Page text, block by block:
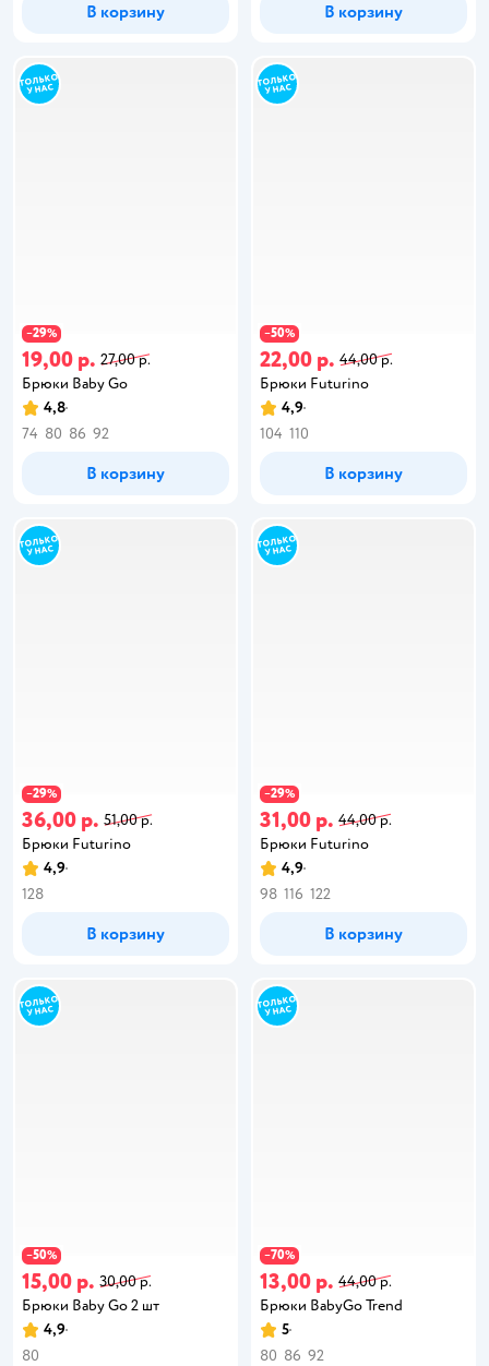
В корзину В корзину
−29%
19,00 р. 27,00 р.
Брюки Baby Gо
4,8
74 80 86 92
В корзину
−50%
22,00 р. 44,00 р.
Брюки Futurino
4,9
104 110
В корзину
−29%
36,00 р. 51,00 р.
Брюки Futurino
4,9
128
В корзину
−29%
31,00 р. 44,00 р.
Брюки Futurino
4,9
98 116 122
В корзину
−50%
15,00 р. 30,00 р.
Брюки Baby Gо 2 шт
4,9
80
−70%
13,00 р. 44,00 р.
Брюки BabyGo Trend
5
80 86 92